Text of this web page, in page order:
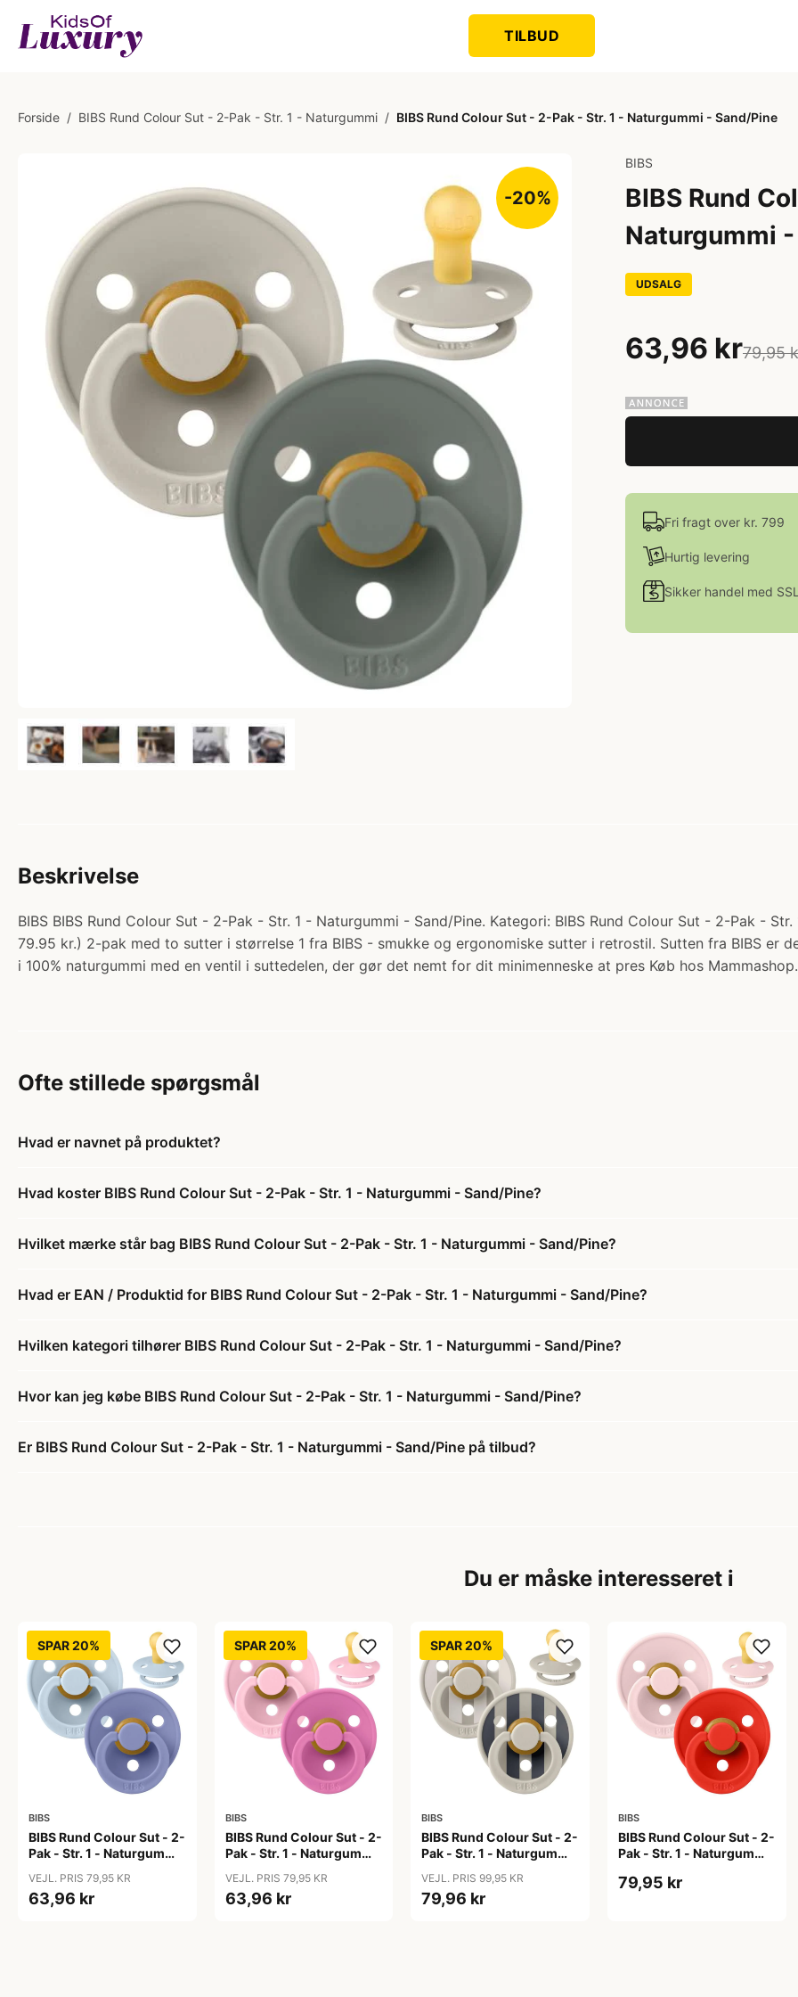
TILBUD
Forside / BIBS Rund Colour Sut - 2-Pak - Str. 1 - Naturgummi / BIBS Rund Colour Sut - 2-Pak - Str. 1 - Naturgummi - Sand/Pine
-20%
BIBS
BIBS Rund
Naturgummi
UDSALG
63,96 kr79,95
Fri fragt over kr. 799
Hurtig levering
Sikker handel med SSL
Beskrivelse
BIBS BIBS Rund Colour Sut - 2-Pak - Str. 1 - Naturgummi - Sand/Pine. Kategori: BIBS Rund Colour Sut - 2-Pak -
79.95 kr.) 2-pak med to sutter i størrelse 1 fra BIBS - smukke og ergonomiske sutter i retrostil. Sutten fra BIBS er
i 100% naturgummi med en ventil i suttedelen, der gør det nemt for dit minimenneske at pres Køb hos
Ofte stillede spørgsmål
Hvad er navnet på produktet?
Hvad koster BIBS Rund Colour Sut - 2-Pak - Str. 1 - Naturgummi - Sand/Pine?
Hvilket mærke står bag BIBS Rund Colour Sut - 2-Pak - Str. 1 - Naturgummi - Sand/Pine?
Hvad er EAN / Produktid for BIBS Rund Colour Sut - 2-Pak - Str. 1 - Naturgummi - Sand/Pine?
Hvilken kategori tilhører BIBS Rund Colour Sut - 2-Pak - Str. 1 - Naturgummi - Sand/Pine?
Hvor kan jeg købe BIBS Rund Colour Sut - 2-Pak - Str. 1 - Naturgummi - Sand/Pine?
Er BIBS Rund Colour Sut - 2-Pak - Str. 1 - Naturgummi - Sand/Pine på tilbud?
Du er måske interesseret i
SPAR 20%
BIBS
BIBS Rund Colour Sut - 2-
Pak - Str. 1 - Naturgummi
VEJL. PRIS 79,95 KR
63,96 kr
SPAR 20%
BIBS
BIBS Rund Colour Sut - 2-
Pak - Str. 1 - Naturgummi
VEJL. PRIS 79,95 KR
63,96 kr
SPAR 20%
BIBS
BIBS Rund Colour Sut - 2-
Pak - Str. 1 - Naturgummi
VEJL. PRIS 99,95 KR
79,96 kr
BIBS
BIBS Rund Colour Sut - 2-
Pak - Str. 1 - Naturgummi
79,95 kr